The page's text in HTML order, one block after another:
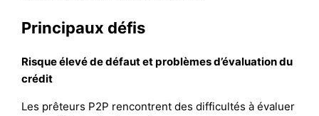
Principaux défis
Risque élevé de défaut et problèmes d’évaluation du
crédit
Les prêteurs P2P rencontrent des difficultés à évaluer